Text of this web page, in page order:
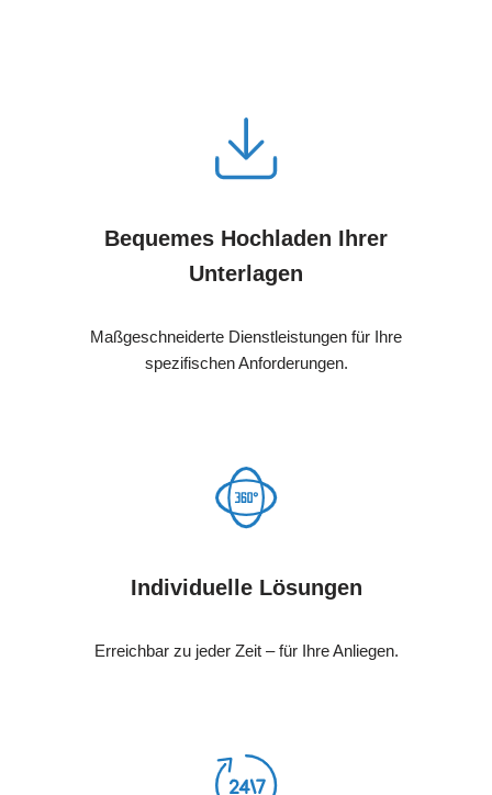
Bequemes Hochladen Ihrer
Unterlagen
Maßgeschneiderte Dienstleistungen für Ihre
spezifischen Anforderungen.
Individuelle Lösungen
Erreichbar zu jeder Zeit – für Ihre Anliegen.